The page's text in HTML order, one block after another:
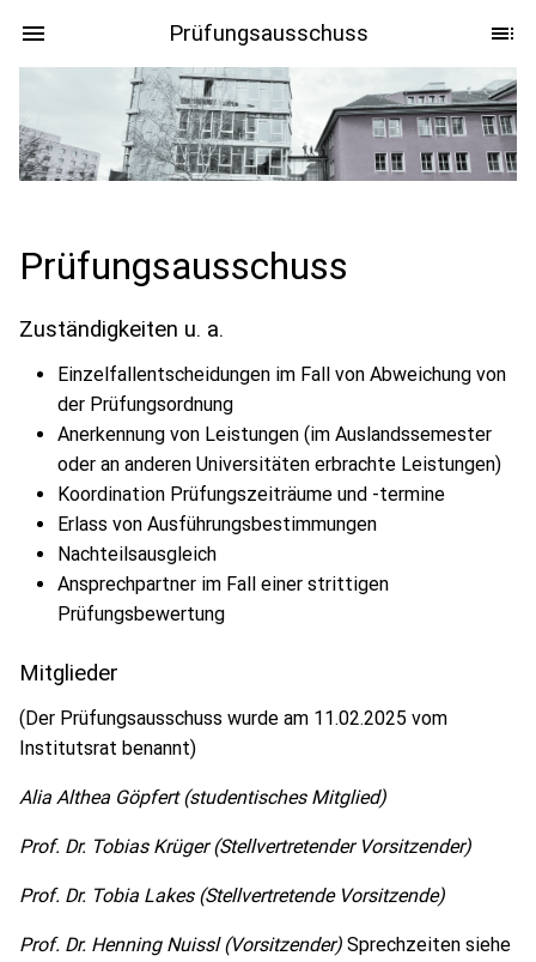
Prüfungsausschuss
Prüfungsausschuss
Zuständigkeiten u. a.
Einzelfallentscheidungen im Fall von Abweichung von
der Prüfungsordnung
Anerkennung von Leistungen (im Auslandssemester
oder an anderen Universitäten erbrachte Leistungen)
Koordination Prüfungszeiträume und -termine
Erlass von Ausführungsbestimmungen
Nachteilsausgleich
Ansprechpartner im Fall einer strittigen
Prüfungsbewertung
Mitglieder
(Der Prüfungsausschuss wurde am 11.02.2025 vom
Institutsrat benannt)
Alia Althea Göpfert (studentisches Mitglied)
Prof. Dr. Tobias Krüger (Stellvertretender Vorsitzender)
Prof. Dr. Tobia Lakes (Stellvertretende Vorsitzende)
Prof. Dr. Henning Nuissl (Vorsitzender) Sprechzeiten siehe